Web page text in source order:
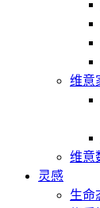
维意
维意
灵感
生命